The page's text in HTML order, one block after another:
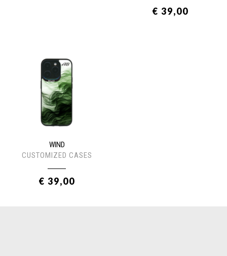
€ 39,00
WIND
CUSTOMIZED CASES
€ 39,00